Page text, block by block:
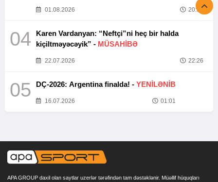
01.08.2026 20:52
04
Karen Vardanyan: “Neftçi”ni heç bir halda
kiçiltməyəcəyik” - MÜSAHİBƏ
22.07.2026 22:26
05 DÇ-2026: Argentina finalda! - YENİLƏNİB
16.07.2026 01:01
APA GROUP daxil olan saytlar uzerlər tərəfindən tam dəstəklənir. Müəllif hüquqları